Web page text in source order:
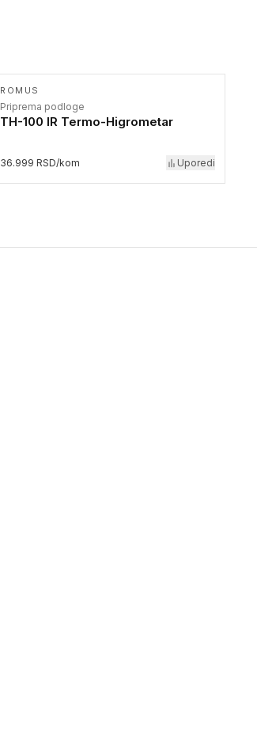
ROMUS
Priprema podloge
TH-100 IR Termo-Higrometar
36.999 RSD/kom Uporedi